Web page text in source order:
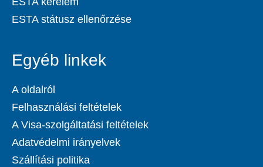
ESTA státusz ellenőrzése
Egyéb linkek
A oldalról
Felhasználási feltételek
A Visa-szolgáltatási feltételek
Adatvédelmi irányelvek
Szállítási politika